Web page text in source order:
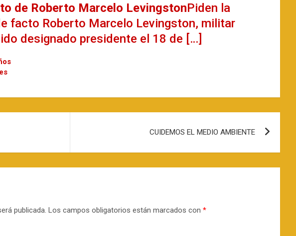
de Roberto Marcelo LevingstonPiden la
facto Roberto Marcelo Levingston, militar
designado presidente el 18 de […]
CUIDEMOS EL MEDIO AMBIENTE
publicada. Los campos obligatorios están marcados con *